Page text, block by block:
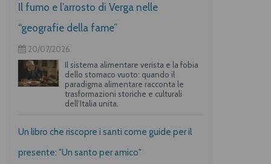
Il fumo e l’arrosto di Verga nelle
“geografie della fame”
20/07/2026
Il sistema alimentare verista e la fobia
dello stomaco vuoto: quando il
paradigma alimentare racconta le
trasformazioni storiche e culturali
dell’Italia unita.
Un libro che riscopre i santi come guide per il
presente: "Un santo per amico"